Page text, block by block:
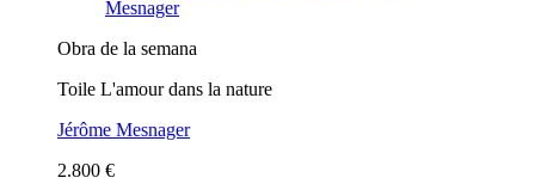
Obra de la semana
Toile L'amour dans la nature
Jérôme Mesnager
2.800 €